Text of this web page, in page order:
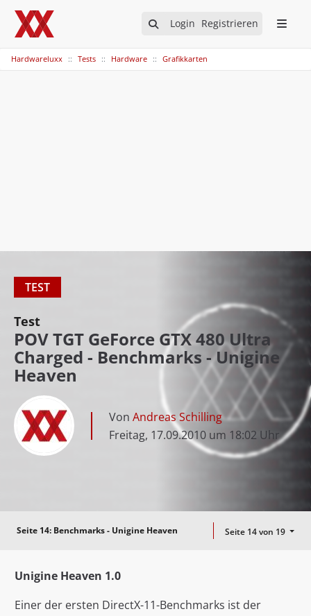
Login Registrieren
Hardwareluxx Tests Hardware Grafikkarten
TEST
Test
POV TGT GeForce GTX 480 Ultra
Charged - Benchmarks - Unigine
Heaven
Von Andreas Schilling
Freitag, 17.09.2010 um 18:02 Uhr
Seite 14: Benchmarks - Unigine Heaven Seite 14 von 19
Unigine Heaven 1.0
Einer der ersten DirectX-11-Benchmarks ist der